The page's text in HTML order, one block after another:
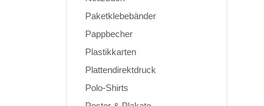
Paketklebebänder
Pappbecher
Plastikkarten
Plattendirektdruck
Polo-Shirts